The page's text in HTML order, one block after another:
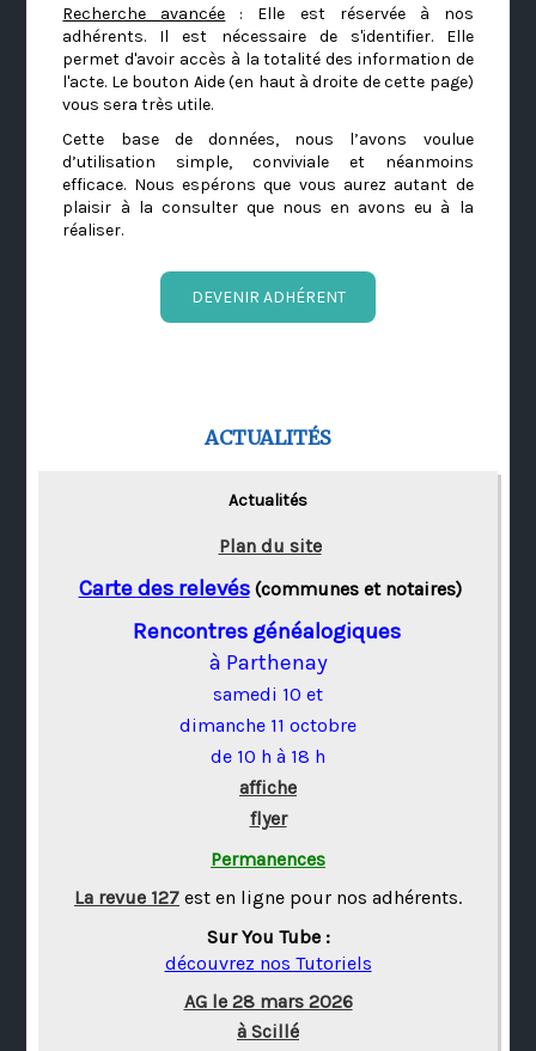
Recherche avancée : Elle est réservée à nos
adhérents. Il est nécessaire de s'identifier. Elle
permet d'avoir accès à la totalité des information de
l'acte. Le bouton Aide (en haut à droite de cette page)
vous sera très utile.
Cette base de données, nous l’avons voulue
d’utilisation simple, conviviale et néanmoins
efficace. Nous espérons que vous aurez autant de
plaisir à la consulter que nous en avons eu à la
réaliser.
DEVENIR ADHÉRENT
ACTUALITÉS
Actualités
Plan du site
Carte des relevés(communes et notaires)
Rencontres généalogiques
à Parthenay
samedi 10 et
dimanche 11 octobre
de 10 h à 18 h
affiche
flyer
Permanences
La revue 127 est en ligne pour nos adhérents.
Sur You Tube :
découvrez nos Tutoriels
AG le 28 mars 2026
à Scillé